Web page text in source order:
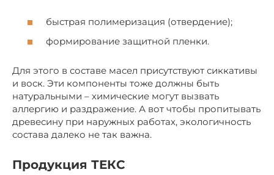
быстрая полимеризация (отвердение);
формирование защитной пленки.
Для этого в составе масел присутствуют сиккативы
и воск. Эти компоненты тоже должны быть
натуральными – химические могут вызвать
аллергию и раздражение. А вот чтобы пропитывать
древесину при наружных работах, экологичность
состава далеко не так важна.
Продукция ТЕКС